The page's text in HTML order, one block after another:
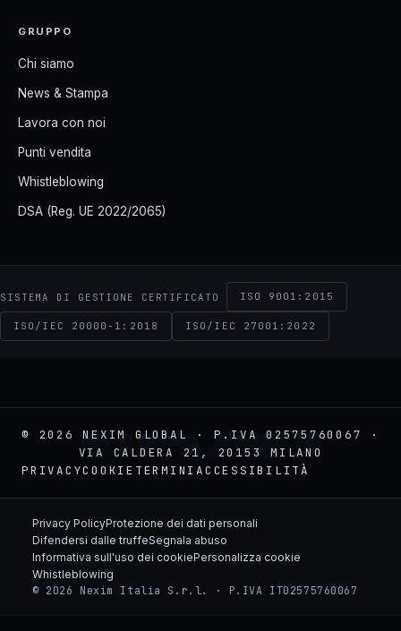
GRUPPO
Chi siamo
News & Stampa
Lavora con noi
Punti vendita
Whistleblowing
DSA (Reg. UE 2022/2065)
SISTEMA DI GESTIONE CERTIFICATO ISO 9001:2015
ISO/IEC 20000-1:2018 ISO/IEC 27001:2022
© 2026 NEXIM GLOBAL · P.IVA 02575760067 ·
VIA CALDERA 21, 20153 MILANO
PRIVACYCOOKIE TERMINI ACCESSIBILITÀ
NEXIM
Privacy PolicyProtezione dei dati personali
Difendersi dalle truffeSegnala abuso
Informativa sull'uso dei cookiePersonalizza cookie
Whistleblowing
© 2026 Nexim Italia S.r.l. · P.IVA IT02575760067